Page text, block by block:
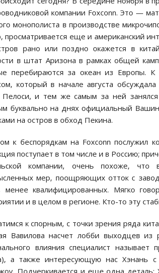
компании Foxconn. Это —
монополиста в производстве
просматривается еще и американский
рано или поздно окажется в
в штат Аризона в рамках общей
перебираются за океан из Европы. К
который в начале августа
и тем же самым за ней занялся
буквально на днях официальный
на остров в обход Пекина.
к беспорядкам на Foxconn послужил
поступает в том числе и в Россию;
компании, очень похоже,
мер, поощряющих отток с
менее квалифицированных. Мягко
и в целом в регионе. Кто-то эту
к спорным, с точки зрения ряда
Вавилова насчет лобби выходцев
влияния специалист
а также интересующую нас Хэнань с
Подчеркивается и еще одна